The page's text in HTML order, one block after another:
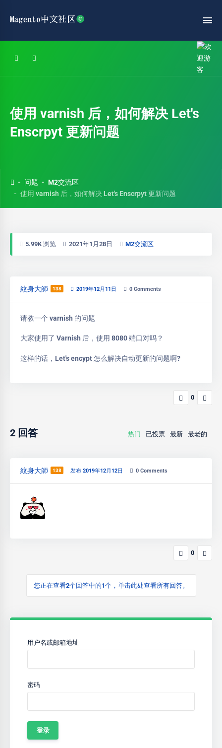
使用 varnish 后，如何解决 Let's
Enscrpyt 更新问题
问题
M2交流区
使用 varnish 后，如何解决 Let's Enscrpyt 更新问题
5.99K 浏览 2021年1月28日 M2交流区
紋身大師 138 2019年12月11日 0 Comments
请教一个 varnish 的问题
大家使用了 Varnish 后，使用 8080 端口对吗？
这样的话，Let's encypt 怎么解决自动更新的问题啊?
0
2 回答 热门 已投票 最新 最老的
紋身大師 138 发布 2019年12月12日 0 Comments
0
您正在查看2个回答中的1个，单击此处查看所有回答。
用户名或邮箱地址
密码